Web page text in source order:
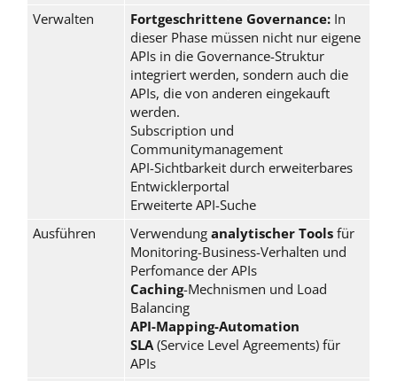
Verwalten
Fortgeschrittene Governance:In
dieser Phase müssen nicht nur eigene
APIs in die Governance-Struktur
integriert werden, sondern auch die
APIs, die von anderen eingekauft
werden.
Subscription und
Communitymanagement
API-Sichtbarkeit durch erweiterbares
Entwicklerportal
Erweiterte API-Suche
Ausführen
Verwendung analytischer Toolsfür
Monitoring-Business-Verhalten und
Perfomance der APIs
Caching-Mechnismen und Load
Balancing
API-Mapping-Automation
SLA(Service Level Agreements) für
APIs